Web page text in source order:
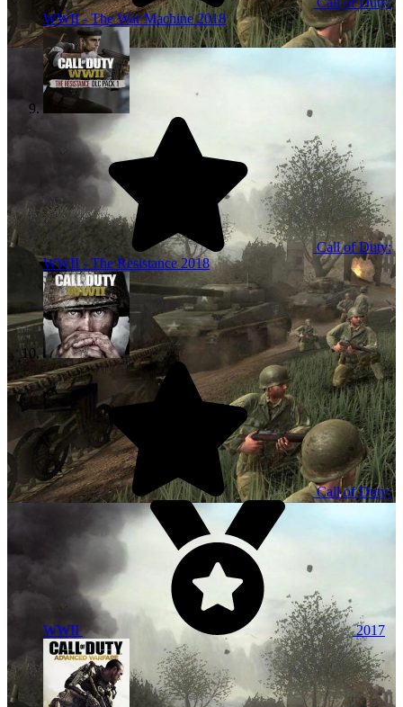
WWII - The War Machine2018
Call of Duty:
WWII - The Resistance 2018
Call of Duty:
WWII 2017